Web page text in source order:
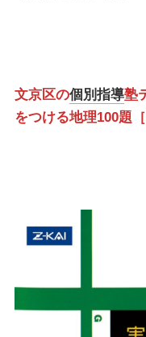
文京区の個別指導塾
をつける地理100題